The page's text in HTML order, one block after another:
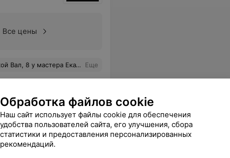
Все цены
подсказали уход, который мне подходит. Вы просто феечка Еще
Обработка файлов cookie
Наш сайт использует файлы cookie для обеспечения
удобства пользователей сайта, его улучшения, сбора
статистики и предоставления персонализированных
рекомендаций.